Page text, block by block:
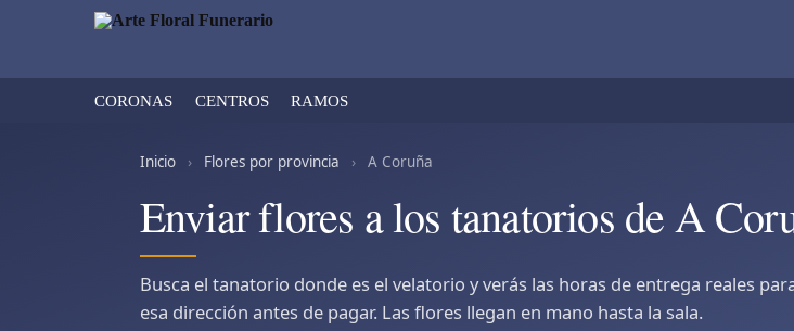
CORONAS CENTROS RAMOS
Inicio › Flores por provincia › A Coruña
Enviar flores a los tanatorios de A
Busca el tanatorio donde es el velatorio y verás las horas de entrega reales
esa dirección antes de pagar. Las flores llegan en mano hasta la sala.